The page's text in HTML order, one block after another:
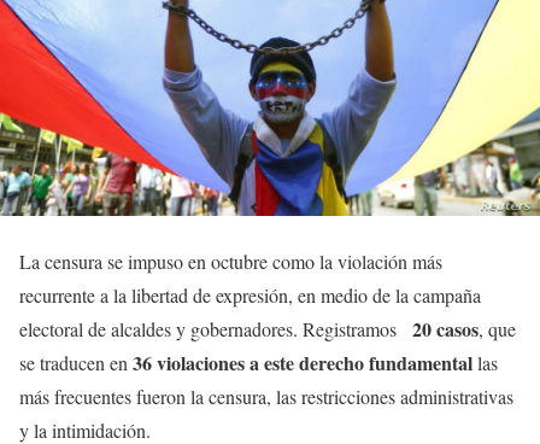
La censura se impuso en octubre como la violación más
recurrente a la libertad de expresión, en medio de la campaña
electoral de alcaldes y gobernadores. Registramos 20 casos, que
se traducen en 36 violaciones a este derecho fundamentallas
más frecuentes fueron la censura, las restricciones administrativas
y la intimidación.